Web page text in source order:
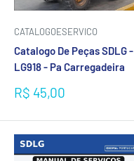
CATALOGOESERVICO
Catalogo De Peças SDLG -
LG918 - Pa Carregadeira
Preço
R$ 45,00